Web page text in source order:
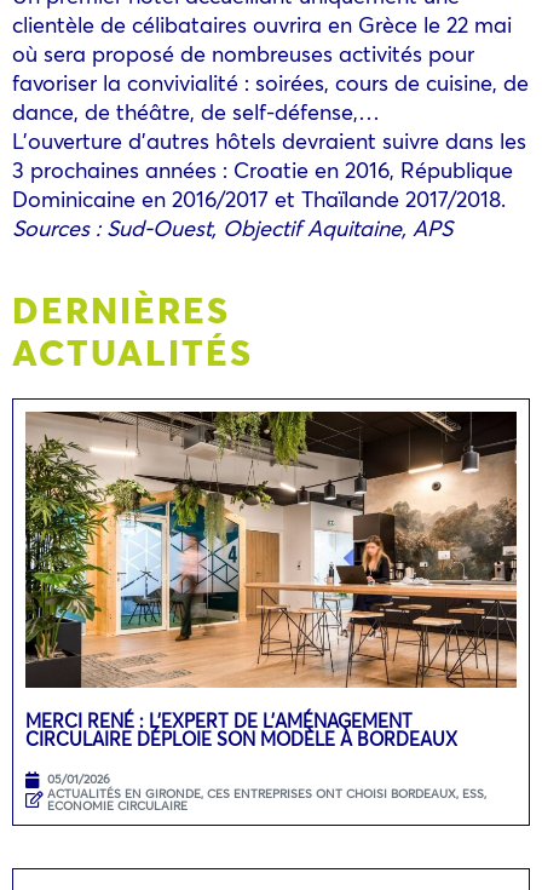
clientèle de célibataires ouvrira en Grèce le 22 mai
où sera proposé de nombreuses activités pour
favoriser la convivialité : soirées, cours de cuisine, de
dance, de théâtre, de self-défense,…
L’ouverture d’autres hôtels devraient suivre dans les
3 prochaines années : Croatie en 2016, République
Dominicaine en 2016/2017 et Thaïlande 2017/2018.
Sources : Sud-Ouest, Objectif Aquitaine, APS
DERNIÈRES
ACTUALITÉS
MERCI RENÉ : L’EXPERT DE L’AMÉNAGEMENT
CIRCULAIRE DÉPLOIE SON MODÈLE À BORDEAUX
05/01/2026
ACTUALITÉS EN GIRONDE, CES ENTREPRISES ONT CHOISI BORDEAUX, ESS,
ECONOMIE CIRCULAIRE